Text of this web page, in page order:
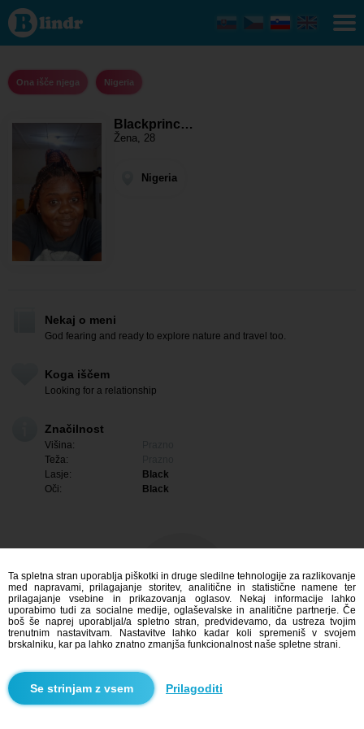
Blackprincess88
- Ona išče njega
Nigeria
Ona išče njega Nigeria
Blackprinc…
Žena, 28
Nigeria
Nekaj o meni
God fearing and ready to explore nature and travel too.
Koga iščem
Looking for a relationship
Značilnost
Višina:
Teža:
Lasje:
Black
Oči:
Black
Me zanima
Iskanje
Ta spletna stran uporablja piškotki in druge sledilne tehnologije za razlikovanje
med napravami, prilagajanje storitev, analitične in statistične namene ter
prilagajanje vsebine in prikazovanja oglasov. Nekaj informacije lahko
uporabimo tudi za socialne medije, oglaševalske in analitične partnerje. Če
boš še naprej uporabljal/a spletno stran, predvidevamo, da ustreza tvojim
trenutnim nastavitvam. Nastavitve lahko kadar koli spremeniš v svojem
brskalniku, kar pa lahko znatno zmanjša funkcionalnost naše spletne strani.
Prilagoditi